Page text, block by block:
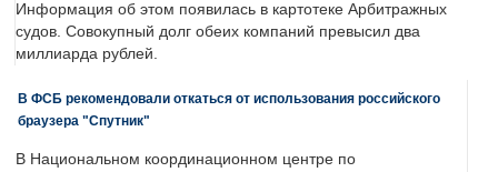
Информация об этом появилась в картотеке Арбитражных
судов. Совокупный долг обеих компаний превысил два
миллиарда рублей.
В ФСБ рекомендовали откаться от использования российского
браузера "Спутник"
В Национальном координационном центре по